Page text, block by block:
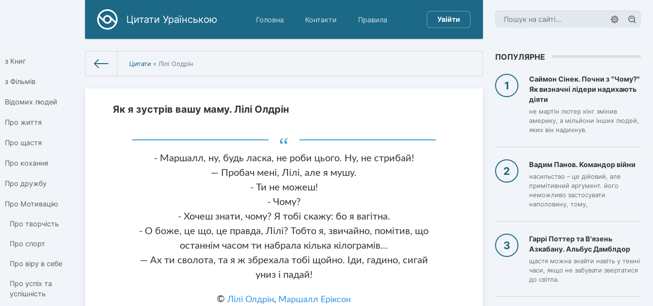
Цитати Ураїнською Головна Контакти Правила Увійти
з Книг
з Фільмів
Відомих людей
Про життя
Про щастя
Про кохання
Про дружбу
Про Мотивацію
Про творчість
Про спорт
Про віру в себе
Про успіх та
успішність
Цитати » Лілі Олдрін
Як я зустрів вашу маму. Лілі Олдрін
- Маршалл, ну, будь ласка, не роби цього. Ну, не стрибай!
— Пробач мені, Лілі, але я мушу.
- Ти не можеш!
- Чому?
- Хочеш знати, чому? Я тобі скажу: бо я вагітна.
- О боже, це що, це правда, Лілі? Тобто я, звичайно, помітив, що
останнім часом ти набрала кілька кілограмів...
— Ах ти сволота, та я ж збрехала тобі щойно. Іди, гадино, сигай
униз і падай!
©Лілі Олдрін, Маршалл Еріксон
ПОПУЛЯРНЕ
Саймон Сінек. Почни з "Чому?"
Як визначні лідери надихають
діяти
не мартін лютер кінг змінив
америку, а мільйони інших людей,
яких він надихнув.
Вадим Панов. Командор війни
насильство – це дійовий, але
примітивний аргумент. його
неможливо застосувати
наполовину, тому,
Гаррі Поттер та В'язень
Азкабану. Альбус Дамблдор
щастя можна знайти навіть у темні
часи, якщо не забувати звертатися
до світла.